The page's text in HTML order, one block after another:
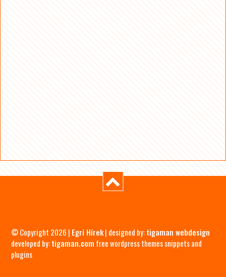
© Copyright 2026 | Egri Hírek| designed by:tigaman webdesign
developed by:tigaman.com free wordpress themes snippets and
plugins